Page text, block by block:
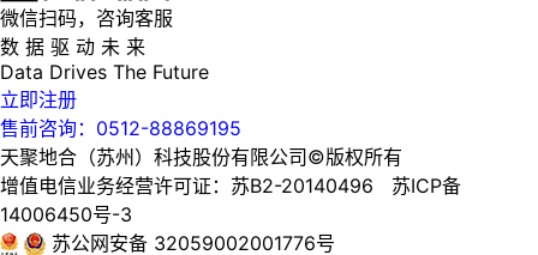
微信扫码，咨询客服
数 据 驱 动 未 来
Data Drives The Future
立即注册
售前咨询：0512-88869195
天聚地合（苏州）科技股份有限公司©版权所有
增值电信业务经营许可证：苏B2-20140496 苏ICP备
14006450号-3
苏公网安备 32059002001776号